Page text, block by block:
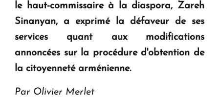
KASA : 30 ans d'audace, de résilience et d'avenir
en Arménie
Le premier hôtel Hyatt Regency d'Arménie
ouvrira ses portes à Dilijan
le haut-commissaire à la diaspora, Zareh
Sinanyan, a exprimé la défaveur de ses
services quant aux modifications
annoncées sur la procédure d'obtention de
la citoyenneté arménienne.
Par Olivier Merlet